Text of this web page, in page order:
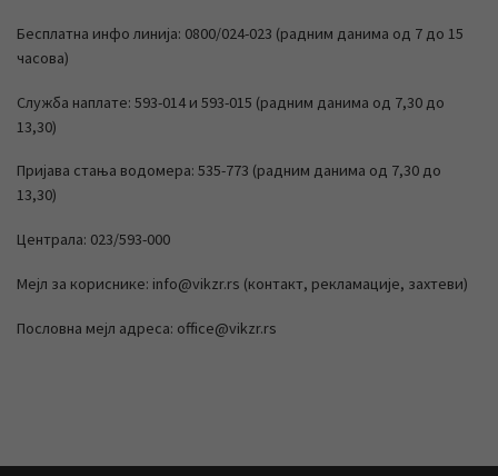
Бесплатна инфо линија: 0800/024-023 (радним данима од 7 до 15
часова)
Служба наплате: 593-014 и 593-015 (радним данима од 7,30 до
13,30)
Пријава стања водомера: 535-773 (радним данима од 7,30 до
13,30)
Централа: 023/593-000
Мејл за кориснике: info@vikzr.rs (контакт, рекламације, захтеви)
Пословна мејл адреса: office@vikzr.rs